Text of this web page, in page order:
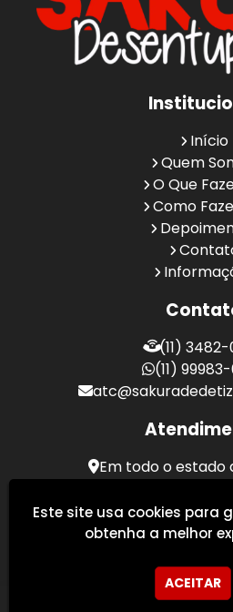
Início
Quem
O Que
Como
(11)
(11)
Em todo o estado
Este site usa cookies para
obtenha a melhor
ACEITAR